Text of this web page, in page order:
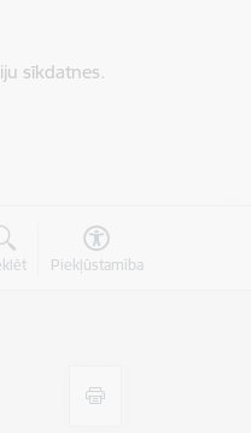
sīkdatnes.
Piekļūstamība